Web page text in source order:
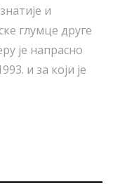
и
глумце друге
је напрасно
и за који је